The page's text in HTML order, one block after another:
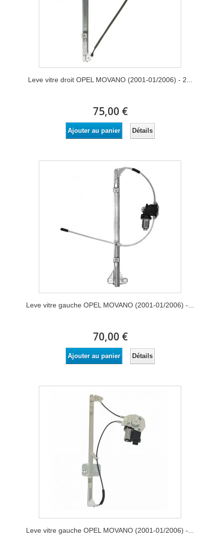
Leve vitre droit OPEL MOVANO (2001-01/2006) - 2...
75,00 €
Ajouter au panier Détails
Leve vitre gauche OPEL MOVANO (2001-01/2006) -...
70,00 €
Ajouter au panier Détails
Leve vitre gauche OPEL MOVANO (2001-01/2006) -...